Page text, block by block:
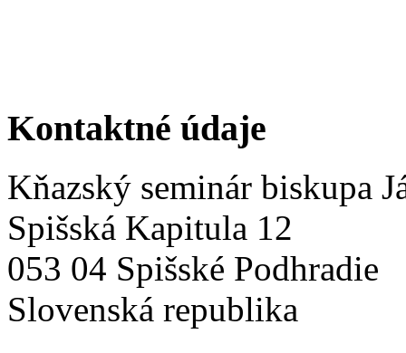
Kontaktné údaje
Kňazský seminár biskupa
Spišská Kapitula 12
053 04 Spišské Podhradie
Slovenská republika